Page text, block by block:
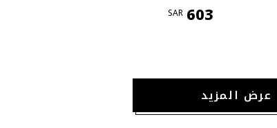
SAR 603
عرض المزيد